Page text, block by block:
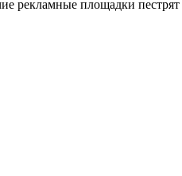
рекламные площадки пестрят